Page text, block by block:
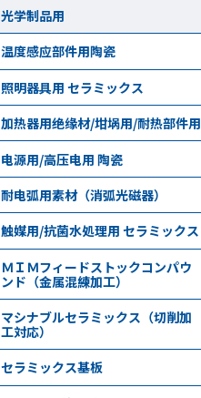
光学制品用
温度感应部件用陶瓷
照明器具用 セラミックス
加热器用绝缘材/坩埚用/耐热部件用
电源用/高压电用 陶瓷
耐电弧用素材（消弧光磁器）
触媒用/抗菌水処理用 セラミックス
ＭＩＭフィードストックコンパウ
ンド（金属混練加工）
マシナブルセラミックス（切削加
工対応）
セラミックス基板